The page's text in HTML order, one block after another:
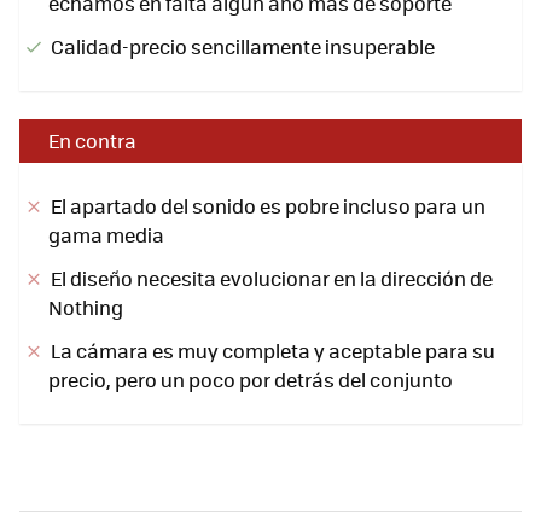
Calidad-precio sencillamente insuperable
En contra
El apartado del sonido es pobre incluso para un
gama media
El diseño necesita evolucionar en la dirección de
Nothing
La cámara es muy completa y aceptable para su
precio, pero un poco por detrás del conjunto